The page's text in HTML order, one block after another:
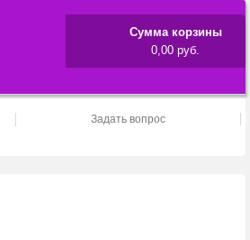
Сумма корзины
0,00 руб.
Задать вопрос